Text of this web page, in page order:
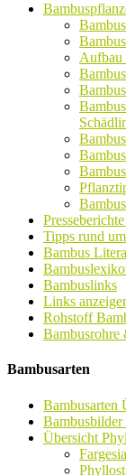
Aufbau
Tipps rund
Bambus
Bambuslinks
Links
Rohstoff
Bambusrohre
Bambusarten
Bambusarten
Übersicht
Fargesia